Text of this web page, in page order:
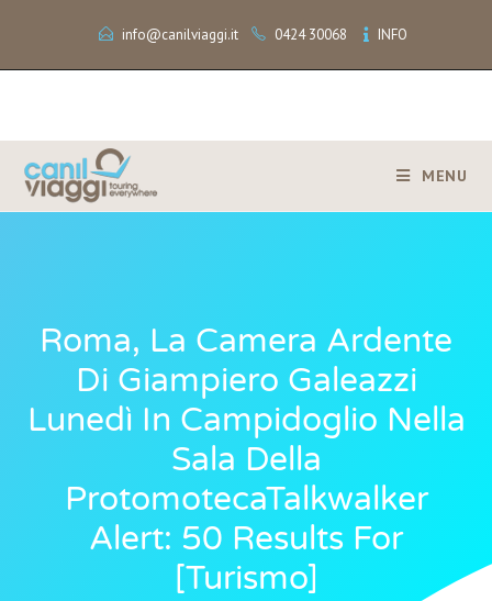
info@canilviaggi.it 0424 30068 INFO
MENU
Roma, La Camera Ardente
Di Giampiero Galeazzi
Lunedì In Campidoglio Nella
Sala Della
ProtomotecaTalkwalker
Alert: 50 Results For
[turismo]